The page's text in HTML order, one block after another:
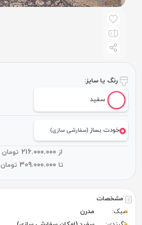
مشخصات
سبک:
مدرن
رنگ یا سایز:
سفید
خودت بساز(سفارشی سازی)
از۲۱۶.۰۰۰.۰۰۰
تومان
تا
تومان